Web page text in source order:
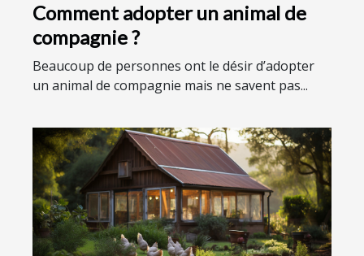
Comment adopter un animal de
compagnie ?
Beaucoup de personnes ont le désir d’adopter
un animal de compagnie mais ne savent pas...